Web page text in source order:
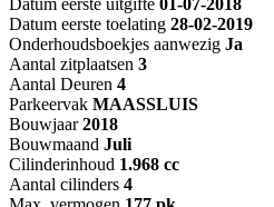
Datum eerste toelating 28-02-2019
Onderhoudsboekjes aanwezig Ja
Aantal zitplaatsen 3
Aantal Deuren 4
Parkeervak MAASSLUIS
Bouwjaar 2018
Bouwmaand Juli
Cilinderinhoud 1.968 cc
Aantal cilinders 4